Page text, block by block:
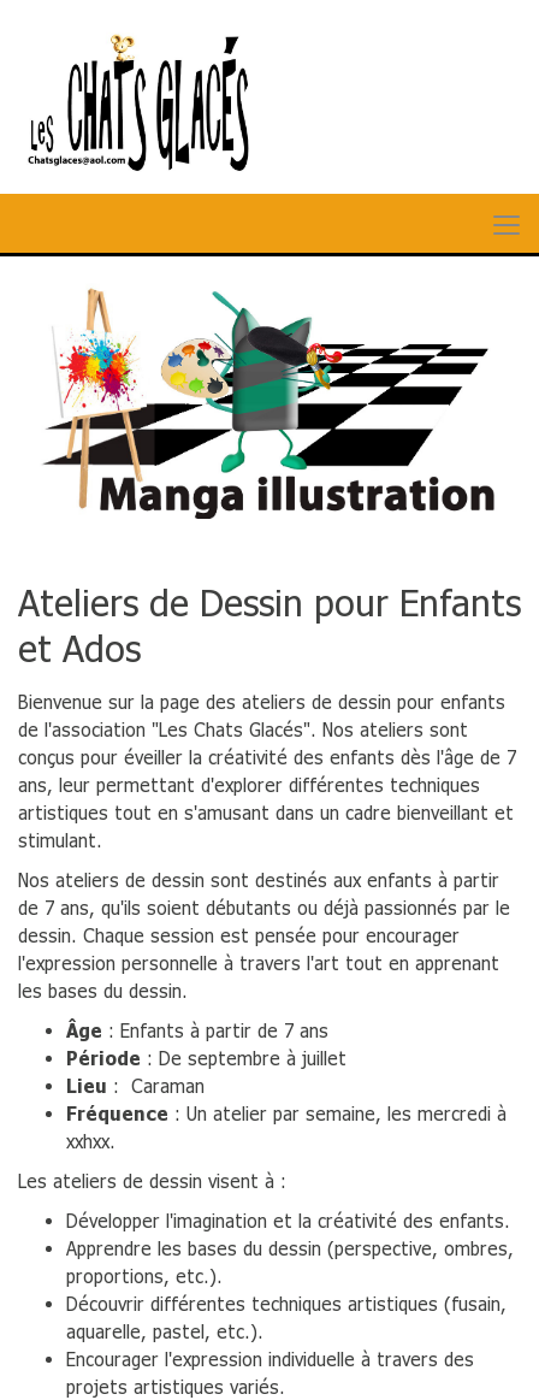
Ateliers de Dessin pour Enfants
et Ados
Bienvenue sur la page des ateliers de dessin pour enfants
de l'association "Les Chats Glacés". Nos ateliers sont
conçus pour éveiller la créativité des enfants dès l'âge de 7
ans, leur permettant d'explorer différentes techniques
artistiques tout en s'amusant dans un cadre bienveillant et
stimulant.
Nos ateliers de dessin sont destinés aux enfants à partir
de 7 ans, qu'ils soient débutants ou déjà passionnés par le
dessin. Chaque session est pensée pour encourager
l'expression personnelle à travers l'art tout en apprenant
les bases du dessin.
Âge : Enfants à partir de 7 ans
Période : De septembre à juillet
Lieu : Caraman
Fréquence : Un atelier par semaine, les mercredi à
xxhxx.
Les ateliers de dessin visent à :
Développer l'imagination et la créativité des enfants.
Apprendre les bases du dessin (perspective, ombres,
proportions, etc.).
Découvrir différentes techniques artistiques (fusain,
aquarelle, pastel, etc.).
Encourager l'expression individuelle à travers des
projets artistiques variés.